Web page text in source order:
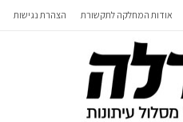
אודות המחלקה לתקשורת הצהרת נגישות